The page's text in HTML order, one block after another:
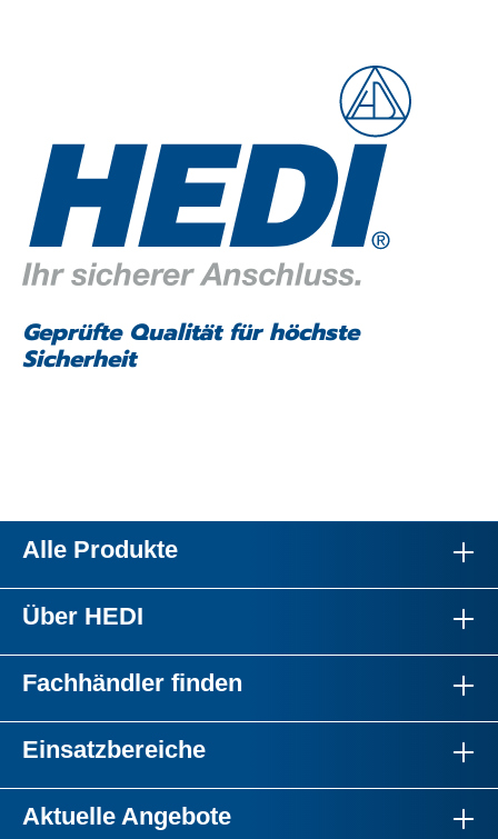
Geprüfte Qualität für höchste
Sicherheit
Alle Produkte
Über HEDI
Fachhändler finden
Einsatzbereiche
Aktuelle Angebote